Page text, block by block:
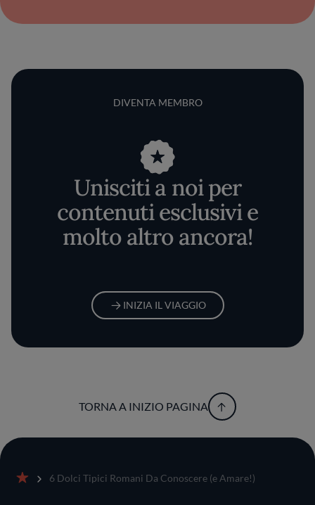
DIVENTA MEMBRO
Unisciti a noi per
contenuti esclusivi e
molto altro ancora!
INIZIA IL VIAGGIO
TORNA A INIZIO PAGINA
6 Dolci Tipici Romani Da Conoscere (e Amare!)